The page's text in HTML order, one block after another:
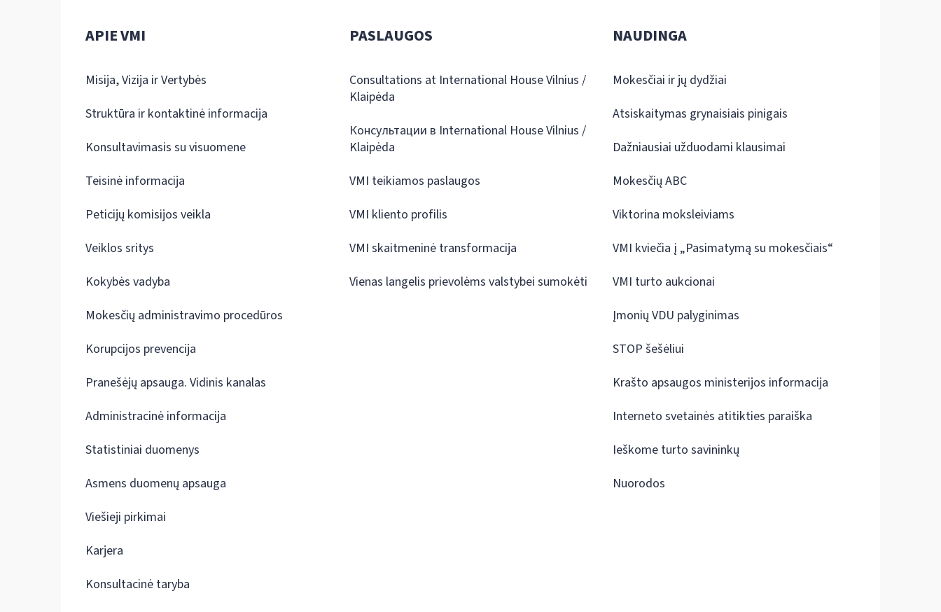
APIE VMI
Misija, Vizija ir Vertybės
Struktūra ir kontaktinė informacija
Konsultavimasis su visuomene
Teisinė informacija
Peticijų komisijos veikla
Veiklos sritys
Kokybės vadyba
Mokesčių administravimo procedūros
Korupcijos prevencija
Pranešėjų apsauga. Vidinis kanalas
Administracinė informacija
Statistiniai duomenys
Asmens duomenų apsauga
Viešieji pirkimai
Karjera
Konsultacinė taryba
PASLAUGOS
Consultations at International House Vilnius /
Klaipėda
Консультации в International House Vilnius /
Klaipėda
VMI teikiamos paslaugos
VMI kliento profilis
VMI skaitmeninė transformacija
Vienas langelis prievolėms valstybei sumokėti
NAUDINGA
Mokesčiai ir jų dydžiai
Atsiskaitymas grynaisiais pinigais
Dažniausiai užduodami klausimai
Mokesčių ABC
Viktorina moksleiviams
VMI kviečia į „Pasimatymą su mokesčiais“
VMI turto aukcionai
Įmonių VDU palyginimas
STOP šešėliui
Krašto apsaugos ministerijos informacija
Interneto svetainės atitikties paraiška
Ieškome turto savininkų
Nuorodos